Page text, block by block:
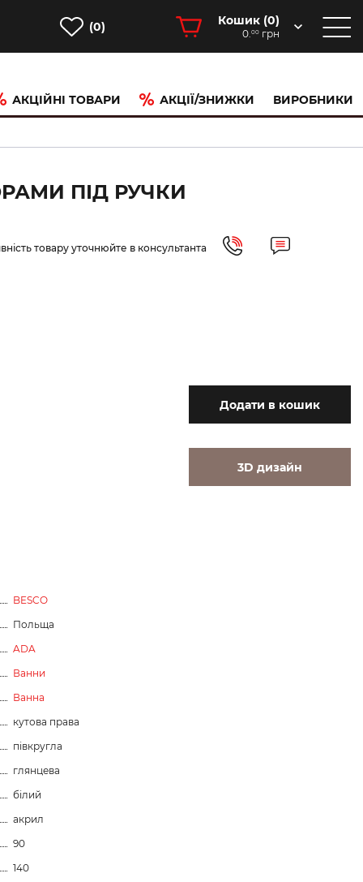
(0) Кошик (0)
0.00 грн
АКЦІЙНІ ТОВАРИ АКЦІЇ/ЗНИЖКИ ВИРОБНИКИ
ПІД РУЧКИ
товару уточнюйте в консультанта
Додати в кошик
3D дизайн
BESCO
Польща
ADA
Ванни
Ванна
кутова права
півкругла
глянцева
білий
акрил
90
140